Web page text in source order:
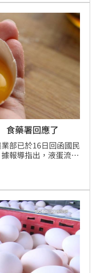
液蛋6、7月間生產錯
約有360公噸，比例
流入市面。(記者黃仲
食藥署回應了
部已於16日回函國民
報導指出，液蛋流入
後，轉由農業部彙